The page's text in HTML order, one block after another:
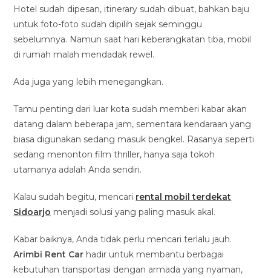
Hotel sudah dipesan, itinerary sudah dibuat, bahkan baju
untuk foto-foto sudah dipilih sejak seminggu
sebelumnya. Namun saat hari keberangkatan tiba, mobil
di rumah malah mendadak rewel.
Ada juga yang lebih menegangkan.
Tamu penting dari luar kota sudah memberi kabar akan
datang dalam beberapa jam, sementara kendaraan yang
biasa digunakan sedang masuk bengkel. Rasanya seperti
sedang menonton film thriller, hanya saja tokoh
utamanya adalah Anda sendiri.
Kalau sudah begitu, mencari rental mobil terdekat
Sidoarjo menjadi solusi yang paling masuk akal.
Kabar baiknya, Anda tidak perlu mencari terlalu jauh.
Arimbi Rent Car hadir untuk membantu berbagai
kebutuhan transportasi dengan armada yang nyaman,